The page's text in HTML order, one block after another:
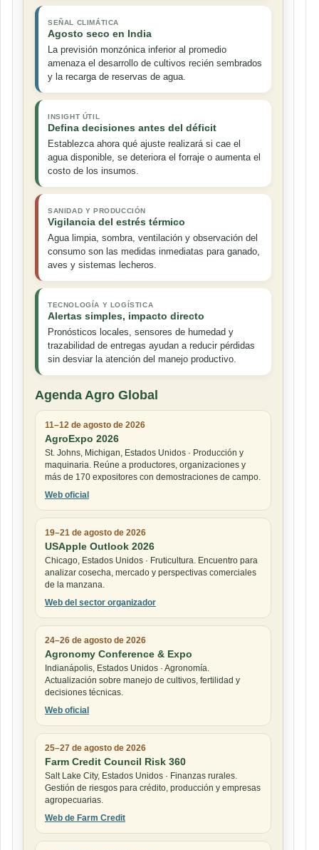
SEÑAL CLIMÁTICA
Agosto seco en India
La previsión monzónica inferior al promedio
amenaza el desarrollo de cultivos recién sembrados
y la recarga de reservas de agua.
INSIGHT ÚTIL
Defina decisiones antes del déficit
Establezca ahora qué ajuste realizará si cae el
agua disponible, se deteriora el forraje o aumenta el
costo de los insumos.
SANIDAD Y PRODUCCIÓN
Vigilancia del estrés térmico
Agua limpia, sombra, ventilación y observación del
consumo son las medidas inmediatas para ganado,
aves y sistemas lecheros.
TECNOLOGÍA Y LOGÍSTICA
Alertas simples, impacto directo
Pronósticos locales, sensores de humedad y
trazabilidad de entregas ayudan a reducir pérdidas
sin desviar la atención del manejo productivo.
Agenda Agro Global
11–12 de agosto de 2026
AgroExpo 2026
St. Johns, Michigan, Estados Unidos · Producción y
maquinaria. Reúne a productores, organizaciones y
más de 170 expositores con demostraciones de campo.
Web oficial
19–21 de agosto de 2026
USApple Outlook 2026
Chicago, Estados Unidos · Fruticultura. Encuentro para
analizar cosecha, mercado y perspectivas comerciales
de la manzana.
Web del sector organizador
24–26 de agosto de 2026
Agronomy Conference & Expo
Indianápolis, Estados Unidos · Agronomía.
Actualización sobre manejo de cultivos, fertilidad y
decisiones técnicas.
Web oficial
25–27 de agosto de 2026
Farm Credit Council Risk 360
Salt Lake City, Estados Unidos · Finanzas rurales.
Gestión de riesgos para crédito, producción y empresas
agropecuarias.
Web de Farm Credit